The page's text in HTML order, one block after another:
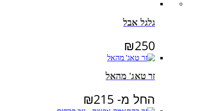
גלגל אבל
₪250
זר טאג' מהאל
החל מ- ₪215